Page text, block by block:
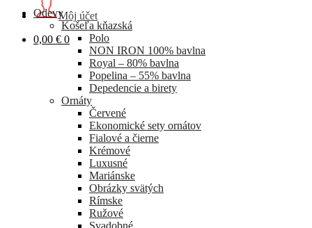
Môj účet
0,00 € 0
Odevy
Košeľa kňazská
Polo
NON IRON 100% bavlna
Royal – 80% bavlna
Popelina – 55% bavlna
Depedencie a birety
Ornáty
Červené
Ekonomické sety ornátov
Fialové a čierne
Krémové
Luxusné
Mariánske
Obrázky svätých
Rímske
Ružové
Svadobné